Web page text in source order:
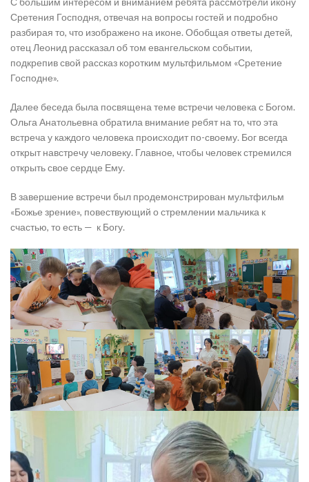
Сретения Господня, отвечая на вопросы гостей и подробно
разбирая то, что изображено на иконе. Обобщая ответы детей,
отец Леонид рассказал об том евангельском событии,
подкрепив свой рассказ коротким мультфильмом «Сретение
Господне».
Далее беседа была посвящена теме встречи человека с Богом.
Ольга Анатольевна обратила внимание ребят на то, что эта
встреча у каждого человека происходит по-своему. Бог всегда
открыт навстречу человеку. Главное, чтобы человек стремился
открыть свое сердце Ему.
В завершение встречи был продемонстрирован мультфильм
«Божье зрение», повествующий о стремлении мальчика к
счастью, то есть — к Богу.